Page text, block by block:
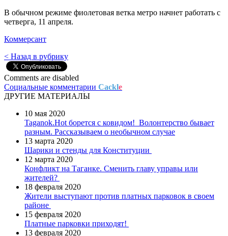
В обычном режиме фиолетовая ветка метро начнет работать с
четверга, 11 апреля.
Коммерсант
< Назад в рубрику
Comments are disabled
Социальные комментарии Cackle
ДРУГИЕ МАТЕРИАЛЫ
10 мая 2020
Taganok.Hot борется с ковидом! Волонтерство бывает
разным. Рассказываем о необычном случае
13 марта 2020
Шарики и стенды для Конституции
12 марта 2020
Конфликт на Таганке. Сменить главу управы или
жителей?
18 февраля 2020
Жители выступают против платных парковок в своем
районе
15 февраля 2020
Платные парковки приходят!
13 февраля 2020